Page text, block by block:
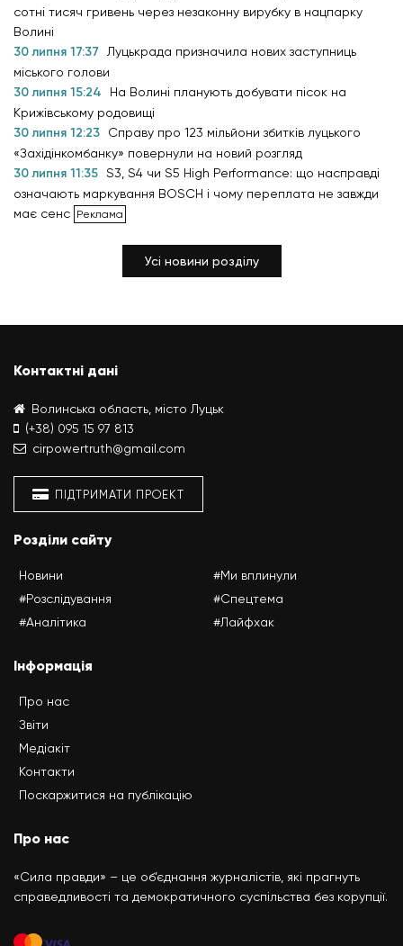
сотні тисяч гривень через незаконну вирубку в нацпарку
Волині
30 липня 17:37
Луцькрада призначила нових заступниць
міського голови
30 липня 15:24
На Волині планують добувати пісок на
Крижівському родовищі
30 липня 12:23
Справу про 123 мільйони збитків луцького
«Західінкомбанку» повернули на новий розгляд
30 липня 11:35 S3, S4 чи S5 High Performance: що насправді
означають маркування BOSCH і чому переплата не завжди
має сенс
Усі новини розділу
Контактні дані
Волинська область, місто Луцьк
(+38) 095 15 97 813
cirpowertruth@gmail.com
ПІДТРИМАТИ ПРОЕКТ
Розділи сайту
Новини
#Розслідування
#Аналітика
#Ми вплинули
#Спецтема
#Лайфхак
Інформація
Про нас
Звіти
Медіакіт
Контакти
Поскаржитися на публікацію
Про нас
«Сила правди» – це об’єднання журналістів, які прагнуть
справедливості та демократичного суспільства без корупції.